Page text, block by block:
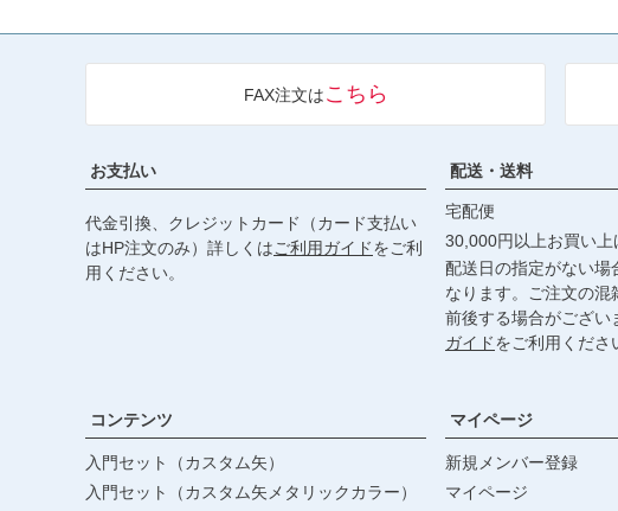
FAX注文はこちら
お支払い
代金引換、クレジットカード（カード支払い
はHP注文のみ）詳しくはご利用ガイドをご利
用ください。
配送・送料
宅配便
30,000円以上お買い上
配送日の指定がない場
なります。ご注文の
前後する場合がござい
ガイドをご利用くださ
コンテンツ
入門セット（カスタム矢）
入門セット（カスタム矢メタリックカラー）
マイページ
新規メンバー登録
マイページ